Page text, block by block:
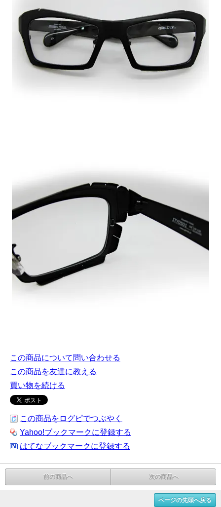
この商品について問い合わせる
この商品を友達に教える
買い物を続ける
この商品をログピでつぶやく
Yahoo!ブックマークに登録する
はてなブックマークに登録する
前の商品へ 次の商品へ
ページの先頭へ戻る